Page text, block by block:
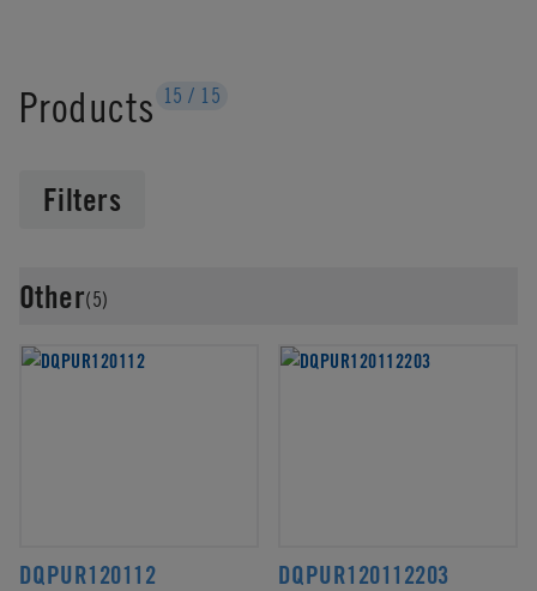
Products 15 / 15
Filters
Other(5)
DQPUR120112 DQPUR120112203